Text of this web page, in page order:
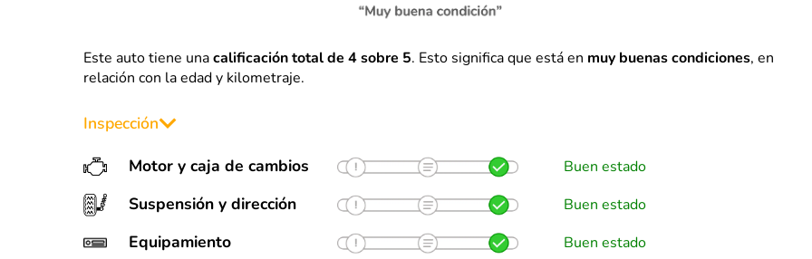
Este auto tiene unacalificación total de 4 sobre 5. Esto significa que está en muy buenas condiciones, en
relación con la edad y kilometraje.
Inspección
Motor y caja de cambios
Buen estado
Suspensión y dirección Buen estado
Equipamiento Buen estado